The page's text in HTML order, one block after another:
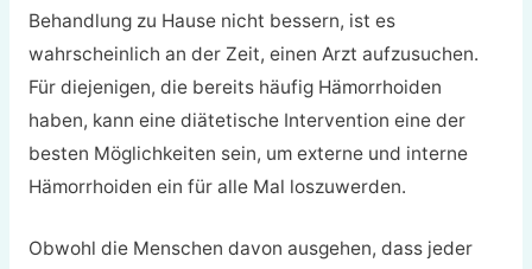
Behandlung zu Hause nicht bessern, ist es
wahrscheinlich an der Zeit, einen Arzt aufzusuchen.
Für diejenigen, die bereits häufig Hämorrhoiden
haben, kann eine diätetische Intervention eine der
besten Möglichkeiten sein, um externe und interne
Hämorrhoiden ein für alle Mal loszuwerden.
Obwohl die Menschen davon ausgehen, dass jeder